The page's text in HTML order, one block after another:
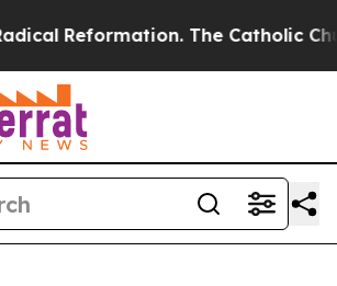
Reformation. The Catholic